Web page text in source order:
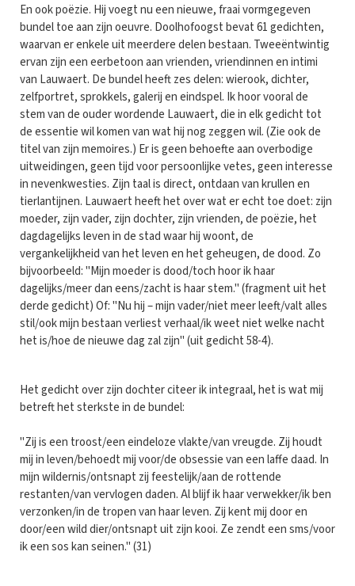
En ook poëzie. Hij voegt nu een nieuwe, fraai vormgegeven
bundel toe aan zijn oeuvre. Doolhofoogst bevat 61 gedichten,
waarvan er enkele uit meerdere delen bestaan. Tweeëntwintig
ervan zijn een eerbetoon aan vrienden, vriendinnen en intimi
van Lauwaert. De bundel heeft zes delen: wierook, dichter,
zelfportret, sprokkels, galerij en eindspel. Ik hoor vooral de
stem van de ouder wordende Lauwaert, die in elk gedicht tot
de essentie wil komen van wat hij nog zeggen wil. (Zie ook de
titel van zijn memoires.) Er is geen behoefte aan overbodige
uitweidingen, geen tijd voor persoonlijke vetes, geen interesse
in nevenkwesties. Zijn taal is direct, ontdaan van krullen en
tierlantijnen. Lauwaert heeft het over wat er echt toe doet: zijn
moeder, zijn vader, zijn dochter, zijn vrienden, de poëzie, het
dagdagelijks leven in de stad waar hij woont, de
vergankelijkheid van het leven en het geheugen, de dood. Zo
bijvoorbeeld: "Mijn moeder is dood/toch hoor ik haar
dagelijks/meer dan eens/zacht is haar stem." (fragment uit het
derde gedicht) Of: "Nu hij – mijn vader/niet meer leeft/valt alles
stil/ook mijn bestaan verliest verhaal/ik weet niet welke nacht
het is/hoe de nieuwe dag zal zijn" (uit gedicht 58-4).
Het gedicht over zijn dochter citeer ik integraal, het is wat mij
betreft het sterkste in de bundel:
"Zij is een troost/een eindeloze vlakte/van vreugde. Zij houdt
mij in leven/behoedt mij voor/de obsessie van een laffe daad. In
mijn wildernis/ontsnapt zij feestelijk/aan de rottende
restanten/van vervlogen daden. Al blijf ik haar verwekker/ik ben
verzonken/in de tropen van haar leven. Zij kent mij door en
door/een wild dier/ontsnapt uit zijn kooi. Ze zendt een sms/voor
ik een sos kan seinen." (31)